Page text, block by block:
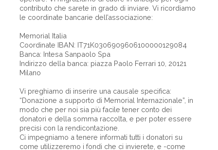
contributo che sarete in grado di inviare. Vi ricordiamo
le coordinate bancarie dell’associazione:
Memorial Italia
Coordinate IBAN: IT71K0306909606100000129084
Banca: Intesa Sanpaolo Spa
Indirizzo della banca: piazza Paolo Ferrari 10, 20121
Milano
Vi preghiamo di inserire una causale specifica:
“Donazione a supporto di Memorial Internazionale”, in
modo che per noi sia più facile tener conto dei
donatori e della somma raccolta, e per poter essere
precisi con la rendicontazione.
Ci impegniamo a tenere informati tutti i donatori su
come utilizzeremo i fondi che ci invierete, e -come